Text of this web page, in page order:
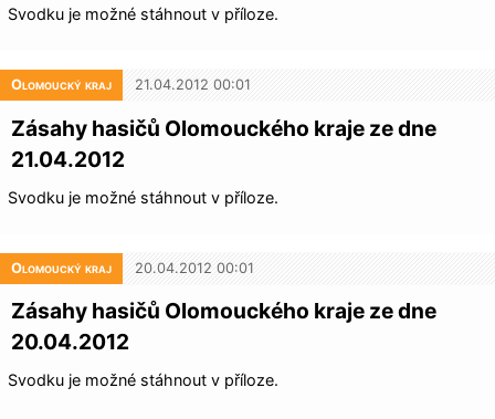
Svodku je možné stáhnout v příloze.
Olomoucký kraj 21.04.2012 00:01
Zásahy hasičů Olomouckého kraje ze dne
21.04.2012
Svodku je možné stáhnout v příloze.
Olomoucký kraj 20.04.2012 00:01
Zásahy hasičů Olomouckého kraje ze dne
20.04.2012
Svodku je možné stáhnout v příloze.